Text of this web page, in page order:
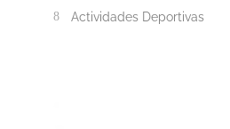
Actividades Deportivas